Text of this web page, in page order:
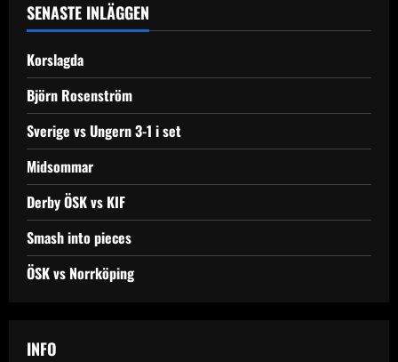
SENASTE INLÄGGEN
Korslagda
Björn Rosenström
Sverige vs Ungern 3-1 i set
Midsommar
Derby ÖSK vs KIF
Smash into pieces
ÖSK vs Norrköping
INFO